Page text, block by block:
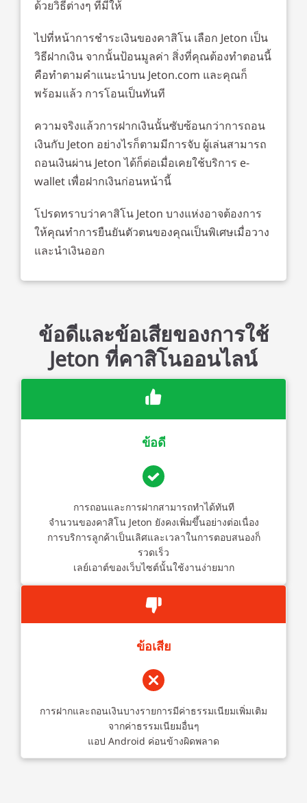
ด้วยวิธีต่างๆ ที่มีให้
ไปที่หน้าการชำระเงินของคาสิโน เลือก Jeton เป็น
วิธีฝากเงิน จากนั้นป้อนมูลค่า สิ่งที่คุณต้องทำตอนนี้
คือทำตามคำแนะนำบน Jeton.com และคุณก็
พร้อมแล้ว การโอนเป็นทันที
ความจริงแล้วการฝากเงินนั้นซับซ้อนกว่าการถอน
เงินกับ Jeton อย่างไรก็ตามมีการจับ ผู้เล่นสามารถ
ถอนเงินผ่าน Jeton ได้ก็ต่อเมื่อเคยใช้บริการ e-
wallet เพื่อฝากเงินก่อนหน้านี้
โปรดทราบว่าคาสิโน Jeton บางแห่งอาจต้องการ
ให้คุณทำการยืนยันตัวตนของคุณเป็นพิเศษเมื่อวาง
และนำเงินออก
ข้อดีและข้อเสียของการใช้
Jeton ที่คาสิโนออนไลน์
ข้อดี
การถอนและการฝากสามารถทำได้ทันที
จำนวนของคาสิโน Jeton ยังคงเพิ่มขึ้นอย่างต่อเนื่อง
การบริการลูกค้าเป็นเลิศและเวลาในการตอบสนองก็
รวดเร็ว
เลย์เอาต์ของเว็บไซต์นั้นใช้งานง่ายมาก
ข้อเสีย
การฝากและถอนเงินบางรายการมีค่าธรรมเนียมเพิ่มเติม
จากค่าธรรมเนียมอื่นๆ
แอป Android ค่อนข้างผิดพลาด